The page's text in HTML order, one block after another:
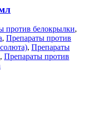
против белокрылки,
, Препараты против
, Препараты
, Препараты против